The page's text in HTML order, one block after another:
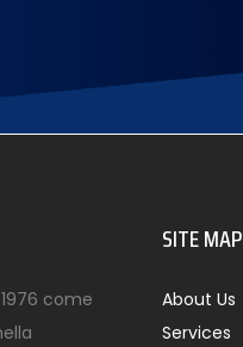
come
SITE MAP
About Us
Services